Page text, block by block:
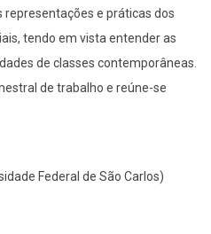
e práticas dos
tendo em vista entender as
de classes contemporâneas.
de trabalho e reúne-se
Federal de São Carlos)